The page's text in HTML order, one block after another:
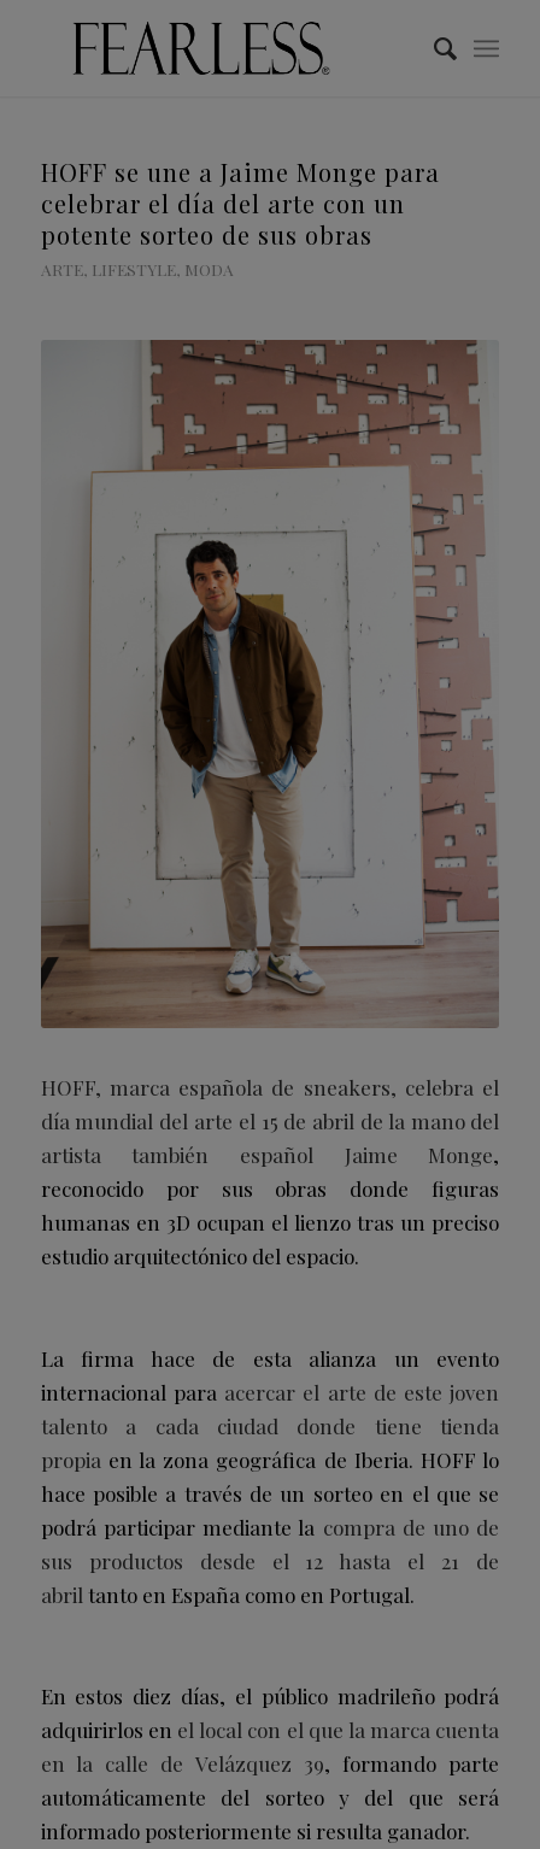
HOFF se une a Jaime Monge para
celebrar el día del arte con un
potente sorteo de sus obras
ARTE, LIFESTYLE, MODA
HOFF, marca española de sneakers, celebra el
día mundial del arte el 15 de abril de la mano del
artista también español Jaime Monge,
reconocido por sus obras donde figuras
humanas en 3D ocupan el lienzo tras un preciso
estudio arquitectónico del espacio.
La firma hace de esta alianza un evento
internacional para acercar el arte de este joven
talento a cada ciudad donde tiene tienda
propia en la zona geográfica de Iberia. HOFF lo
hace posible a través de un sorteo en el que se
podrá participar mediante la compra de uno de
sus productos desde el 12 hasta el 21 de
abril tanto en España como en Portugal.
En estos diez días, el público madrileño podrá
adquirirlos en el local con el que la marca cuenta
en la calle de Velázquez 39, formando parte
automáticamente del sorteo y del que será
informado posteriormente si resulta ganador.